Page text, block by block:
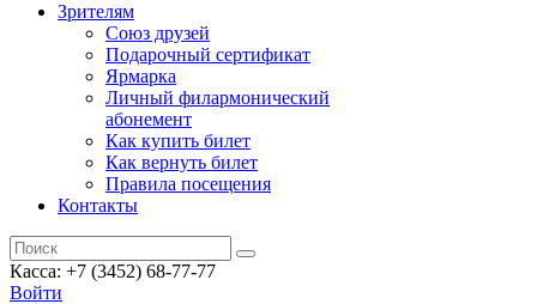
Зрителям
Союз друзей
Подарочный сертификат
Ярмарка
Личный филармонический
абонемент
Как купить билет
Как вернуть билет
Правила посещения
Контакты
Касса: +7 (3452) 68-77-77
Войти